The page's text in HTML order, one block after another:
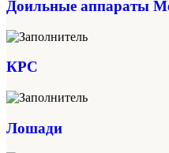
Доильные аппараты
КРС
Лошади